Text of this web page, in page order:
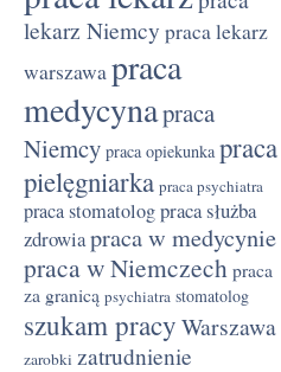
lekarz Niemcy praca lekarz
warszawapraca
medycynapraca
Niemcy praca opiekunka praca
pielęgniarka praca psychiatra
praca stomatologpraca służba
zdrowiapraca w medycynie
praca w Niemczechpraca
za granicą psychiatra stomatolog
szukam pracyWarszawa
zarobki zatrudnienie